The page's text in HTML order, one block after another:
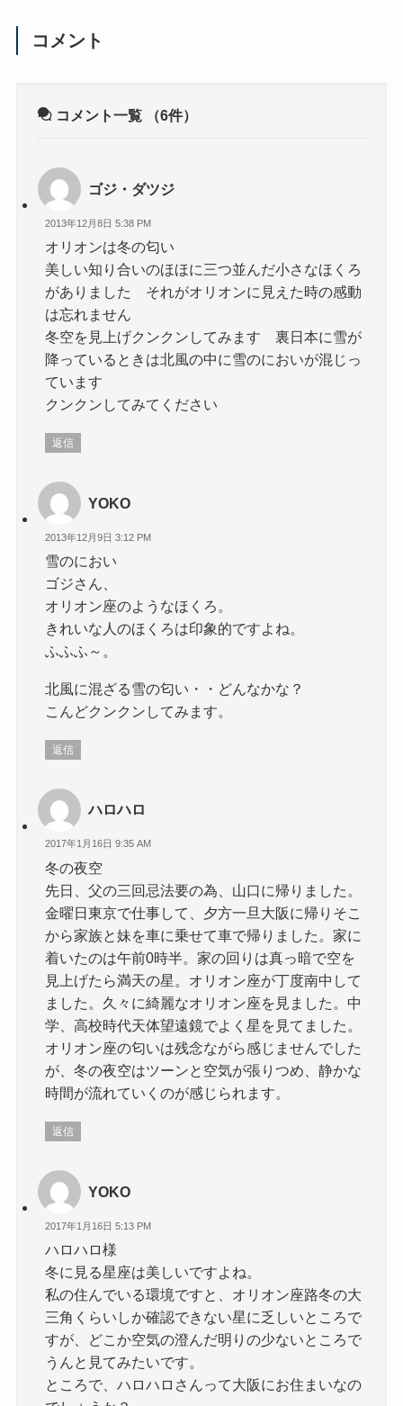
コメント
コメント一覧 （6件）
ゴジ・ダツジ
2013年12月8日 5:38 PM
オリオンは冬の匂い
美しい知り合いのほほに三つ並んだ小さなほくろ
がありました それがオリオンに見えた時の感動
は忘れません
冬空を見上げクンクンしてみます 裏日本に雪が
降っているときは北風の中に雪のにおいが混じっ
ています
クンクンしてみてください
返信
YOKO
2013年12月9日 3:12 PM
雪のにおい
ゴジさん、
オリオン座のようなほくろ。
きれいな人のほくろは印象的ですよね。
ふふふ～。
北風に混ざる雪の匂い・・どんなかな？
こんどクンクンしてみます。
返信
ハロハロ
2017年1月16日 9:35 AM
冬の夜空
先日、父の三回忌法要の為、山口に帰りました。
金曜日東京で仕事して、夕方一旦大阪に帰りそこ
から家族と妹を車に乗せて車で帰りました。家に
着いたのは午前0時半。家の回りは真っ暗で空を
見上げたら満天の星。オリオン座が丁度南中して
ました。久々に綺麗なオリオン座を見ました。中
学、高校時代天体望遠鏡でよく星を見てました。
オリオン座の匂いは残念ながら感じませんでした
が、冬の夜空はツーンと空気が張りつめ、静かな
時間が流れていくのが感じられます。
返信
YOKO
2017年1月16日 5:13 PM
ハロハロ様
冬に見る星座は美しいですよね。
私の住んでいる環境ですと、オリオン座路冬の大
三角くらいしか確認できない星に乏しいところで
すが、どこか空気の澄んだ明りの少ないところで
うんと見てみたいです。
ところで、ハロハロさんって大阪にお住まいなの